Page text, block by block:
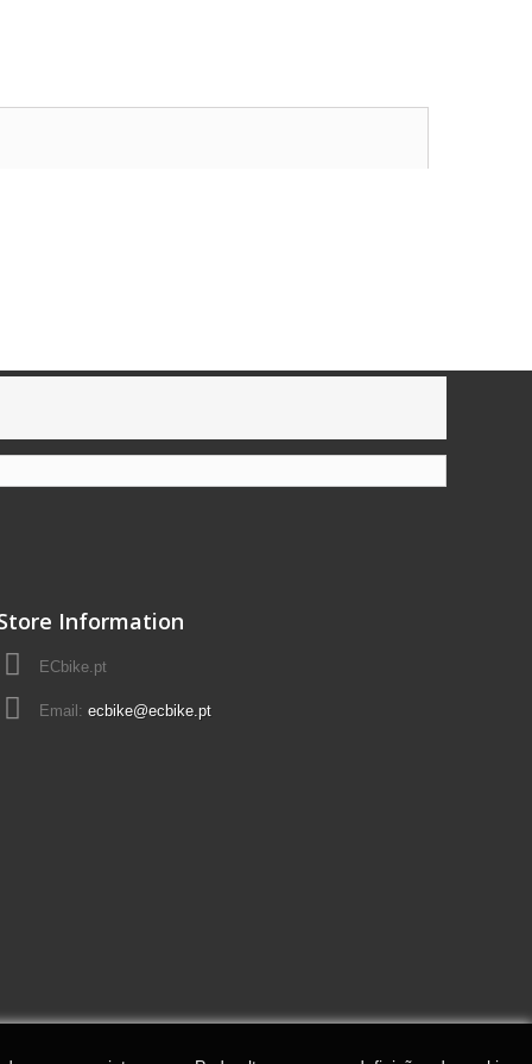
Information
ECbike.pt
Email: ecbike@ecbike.pt